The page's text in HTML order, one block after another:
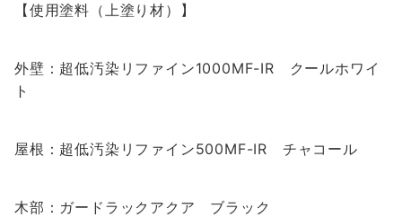
【使用塗料（上塗り材）】
外壁：超低汚染リファイン1000MF-IR クールホワイ
ト
屋根：超低汚染リファイン500MF-IR チャコール
木部：ガードラックアクア ブラック